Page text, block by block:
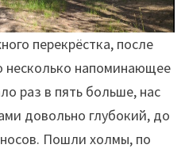
перекрёстка, после
несколько напоминающее
раз в пять больше, нас
довольно глубокий, до
Пошли холмы, по